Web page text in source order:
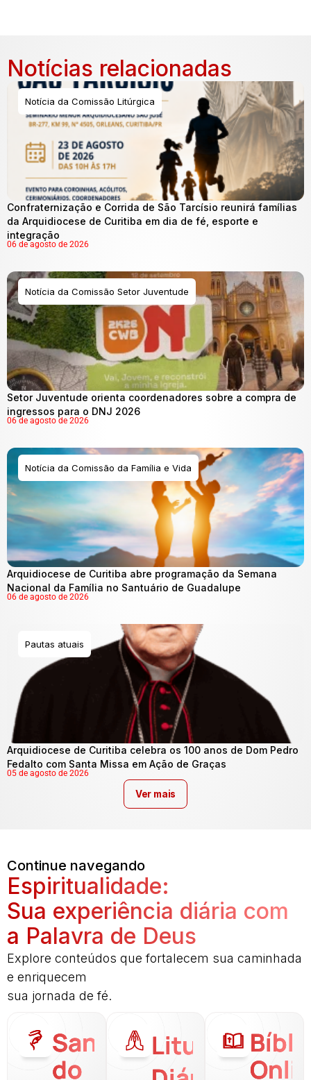
Notícias relacionadas
Notícia da Comissão Litúrgica
Confraternização e Corrida de São Tarcísio reunirá famílias
da Arquidiocese de Curitiba em dia de fé, esporte e
integração
06 de agosto de 2026
Notícia da Comissão Setor Juventude
Setor Juventude orienta coordenadores sobre a compra de
ingressos para o DNJ 2026
06 de agosto de 2026
Notícia da Comissão da Família e Vida
Arquidiocese de Curitiba abre programação da Semana
Nacional da Família no Santuário de Guadalupe
06 de agosto de 2026
Pautas atuais
Arquidiocese de Curitiba celebra os 100 anos de Dom Pedro
Fedalto com Santa Missa em Ação de Graças
05 de agosto de 2026
Ver mais
Continue navegando
Espiritualidade:
Sua experiência diária com
a Palavra de Deus
Explore conteúdos que fortalecem sua caminhada
e enriquecem
sua jornada de fé.
Santo
do
Liturgia